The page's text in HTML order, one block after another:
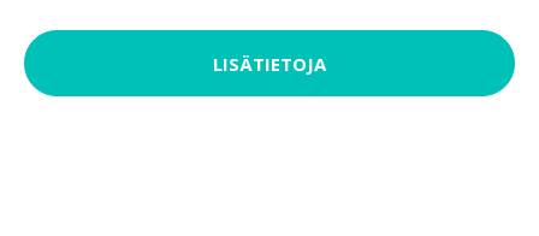
LISÄTIETOJA